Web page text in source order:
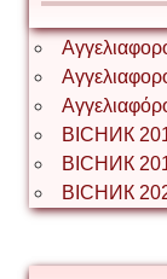
ВІСНИК
ВІСНИК
ВІСНИК